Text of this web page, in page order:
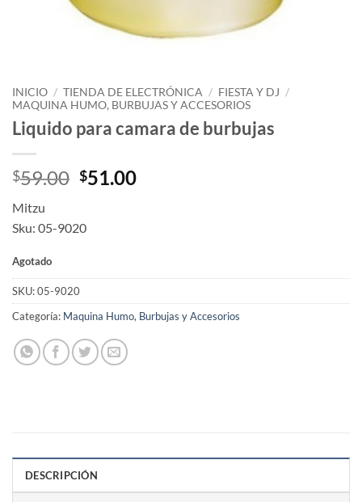
INICIO / TIENDA DE ELECTRÓNICA / FIESTA Y DJ /
MAQUINA HUMO, BURBUJAS Y ACCESORIOS
Liquido para camara de burbujas
$59.00 Original
$59.00.
$51.00Current
Mitzu
Sku: 05-9020
Agotado
SKU:05-9020
Categoría: Maquina Humo, Burbujas y Accesorios
DESCRIPCIÓN